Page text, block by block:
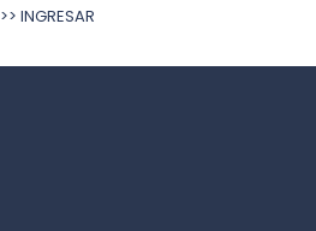
>> INGRESAR